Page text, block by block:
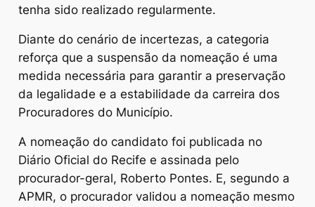
tenha sido realizado regularmente.
Diante do cenário de incertezas, a categoria
reforça que a suspensão da nomeação é uma
medida necessária para garantir a preservação
da legalidade e a estabilidade da carreira dos
Procuradores do Município.
A nomeação do candidato foi publicada no
Diário Oficial do Recife e assinada pelo
procurador-geral, Roberto Pontes. E, segundo a
APMR, o procurador validou a nomeação mesmo